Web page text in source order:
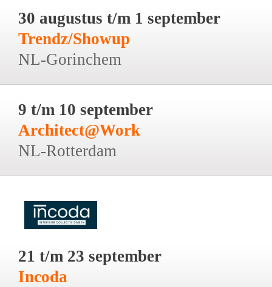
30 augustus t/m 1 september
Trendz/Showup
NL-Gorinchem
9 t/m 10 september
Architect@Work
NL-Rotterdam
21 t/m 23 september
Incoda